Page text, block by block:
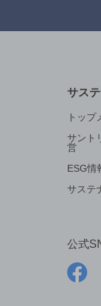
サス
トップ
サント
営
ESG情
サステ
公式